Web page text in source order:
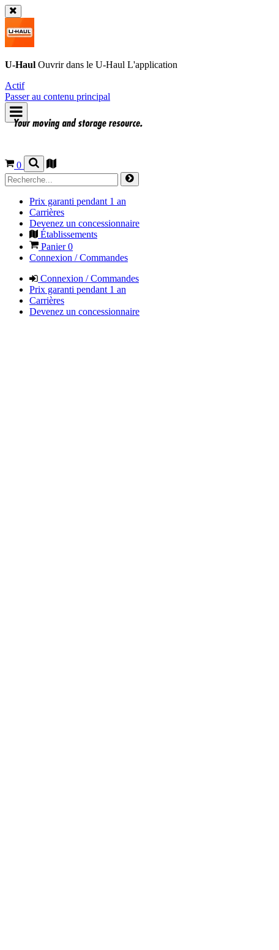
U-Haul Ouvrir dans le U-Haul L'application
Actif
Passer au contenu principal
0
Prix garanti pendant 1 an
Carrières
Devenez un concessionnaire
Établissements
Panier0
Connexion / Commandes
Connexion / Commandes
Prix garanti pendant 1 an
Carrières
Devenez un concessionnaire